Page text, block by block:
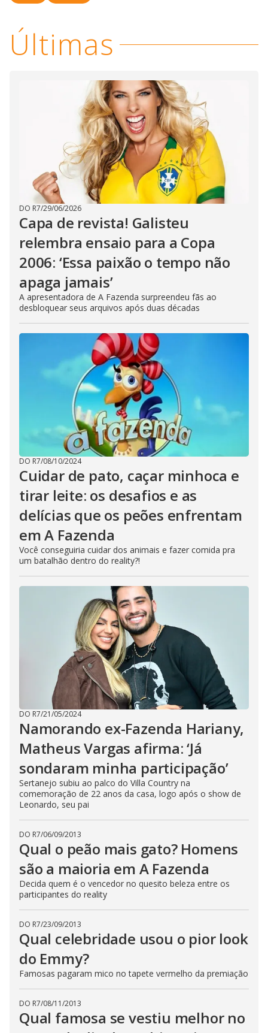
d
e
o
Últimas
DO R7/29/06/2026
Capa de revista! Galisteu
relembra ensaio para a Copa
2006: ‘Essa paixão o tempo não
apaga jamais’
A apresentadora de A Fazenda surpreendeu fãs ao
desbloquear seus arquivos após duas décadas
DO R7/08/10/2024
Cuidar de pato, caçar minhoca e
tirar leite: os desafios e as
delícias que os peões enfrentam
em A Fazenda
Você conseguiria cuidar dos animais e fazer comida pra
um batalhão dentro do reality?!
DO R7/21/05/2024
Namorando ex-Fazenda Hariany,
Matheus Vargas afirma: ‘Já
sondaram minha participação’
Sertanejo subiu ao palco do Villa Country na
comemoração de 22 anos da casa, logo após o show de
Leonardo, seu pai
DO R7/06/09/2013
Qual o peão mais gato? Homens
são a maioria em A Fazenda
Decida quem é o vencedor no quesito beleza entre os
participantes do reality
DO R7/23/09/2013
Qual celebridade usou o pior look
do Emmy?
Famosas pagaram mico no tapete vermelho da premiação
DO R7/08/11/2013
Qual famosa se vestiu melhor no